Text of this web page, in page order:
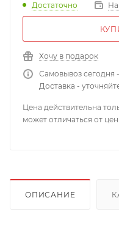
Достаточно
Хочу в подарок
Самовывоз сегодня
Доставка -
Цена действительна
может отличаться от
ОПИСАНИЕ